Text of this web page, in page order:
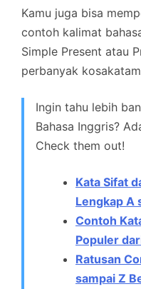
Kamu juga bisa
contoh kalimat
Simple Present atau
perbanyak
Ingin tahu lebih
Bahasa Inggris?
Check them out!
Kata Sifat
Lengkap A
Contoh
Populer
Ratusan
sampai Z